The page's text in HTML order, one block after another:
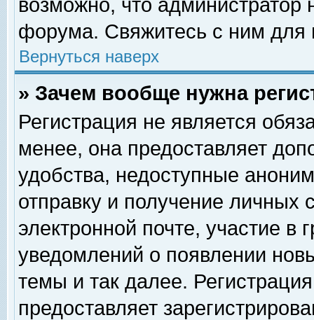
возможно, что
форума. Свяжитесь с ним для
Вернуться наверх
» Зачем вообще нужна
Регистрация не является
менее, она предоставляет
удобства, недоступные
отправку и получение личных
электронной почте, участие в
уведомлений о появлении
темы и так далее.
предоставляет